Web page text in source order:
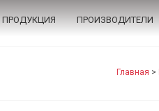
ПРОДУКЦИЯ ПРОИЗВОДИТЕЛИ
Главная >